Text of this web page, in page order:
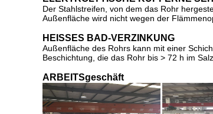
Der Stahlstreifen, von dem das Rohr
Außenfläche wird nicht wegen der
HEISSES BAD-VERZINKUNG
Außenfläche des Rohrs kann mit einer
Beschichtung, die das Rohr bis > 72 h im
ARBEITSgeschäft